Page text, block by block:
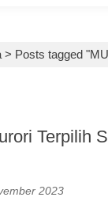
> Posts tagged
Terpilih
2023